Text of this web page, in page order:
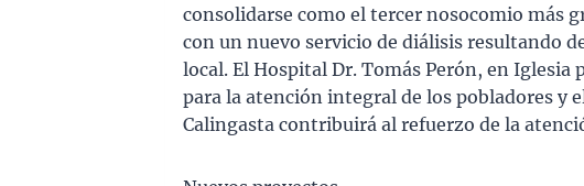
consolidarse como el tercer nosocomio más
con un nuevo servicio de diálisis resultando
local. El Hospital Dr. Tomás Perón, en Iglesia
para la atención integral de los pobladores y
Calingasta contribuirá al refuerzo de la